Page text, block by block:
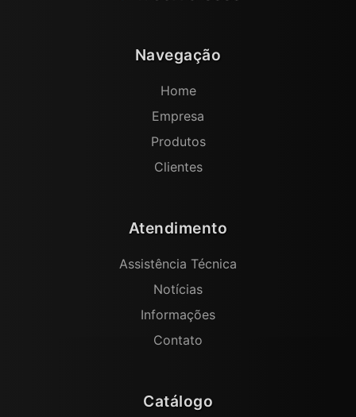
Navegação
Home
Empresa
Produtos
Clientes
Atendimento
Assistência Técnica
Notícias
Informações
Contato
Catálogo